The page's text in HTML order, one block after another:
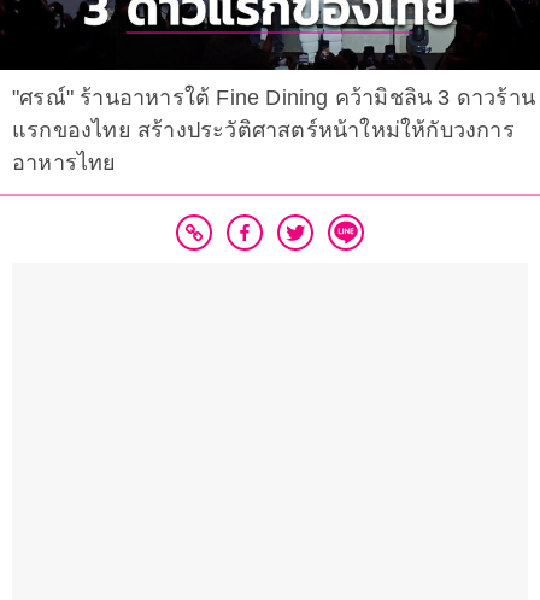
"ศรณ์" ร้านอาหารใต้ Fine Dining คว้ามิชลิน 3 ดาวร้าน
แรกของไทย สร้างประวัติศาสตร์หน้าใหม่ให้กับวงการ
อาหารไทย